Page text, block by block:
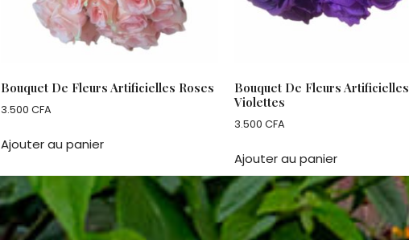
Bouquet De Fleurs Artificielles Roses
3.500 CFA
Ajouter au panier
Bouquet De Fleurs Artificielles
Violettes
3.500 CFA
Ajouter au panier